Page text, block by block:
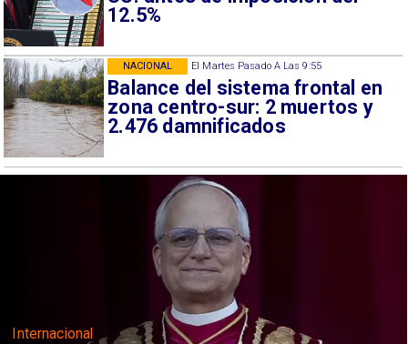
12.5%
El Martes Pasado A Las 9:55
Balance del sistema frontal en
zona centro-sur: 2 muertos y
2.476 damnificados
NACIONAL
Internacional